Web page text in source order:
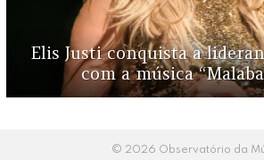
Elis Justi conquista a
com a música
© 2026 Observatório da